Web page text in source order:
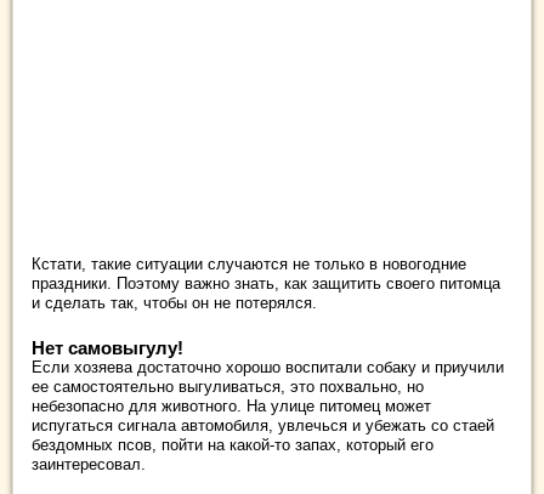
Кстати, такие ситуации случаются не только в новогодние
праздники. Поэтому важно знать, как защитить своего питомца
и сделать так, чтобы он не потерялся.
Нет самовыгулу!
Если хозяева достаточно хорошо воспитали собаку и приучили
ее самостоятельно выгуливаться, это похвально, но
небезопасно для животного. На улице питомец может
испугаться сигнала автомобиля, увлечься и убежать со стаей
бездомных псов, пойти на какой-то запах, который его
заинтересовал.